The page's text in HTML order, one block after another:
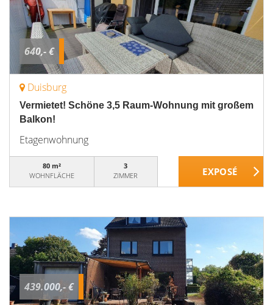
640,- €
Duisburg
Vermietet! Schöne 3,5 Raum-Wohnung mit großem
Balkon!
Etagenwohnung
80 m²
WOHNFLÄCHE
3
ZIMMER
439.000,- €